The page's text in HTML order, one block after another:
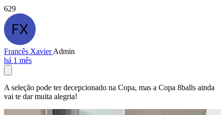
629
Francês XavierAdmin
há 1 mês
A seleção pode ter decepcionado na Copa, mas a Copa 8balls ainda
vai te dar muita alegria!